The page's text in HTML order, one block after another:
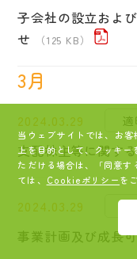
子会社の設立およ
せ
（125 KB）
3月
2024.03.29
支配株主等に関す
2024.03.29
事業計画及び成長
当ウェブサイトでは、お
上を目的として、クッキ
ただける場合は、「同意
ては、 Cookieポリシーを